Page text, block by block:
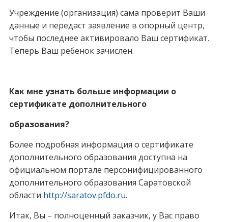
Учреждение (организация) сама проверит Ваши
данные и передаст заявление в опорный центр,
чтобы последнее активировало Ваш сертификат.
Теперь Ваш ребенок зачислен.
Как мне узнать больше информации о
сертификате дополнительного
образования?
Более подробная информация о сертификате
дополнительного образования доступна на
официальном портале персонифицированного
дополнительного образования Саратовской
области http://saratov.pfdo.ru.
Итак, Вы – полноценный заказчик, у Вас право